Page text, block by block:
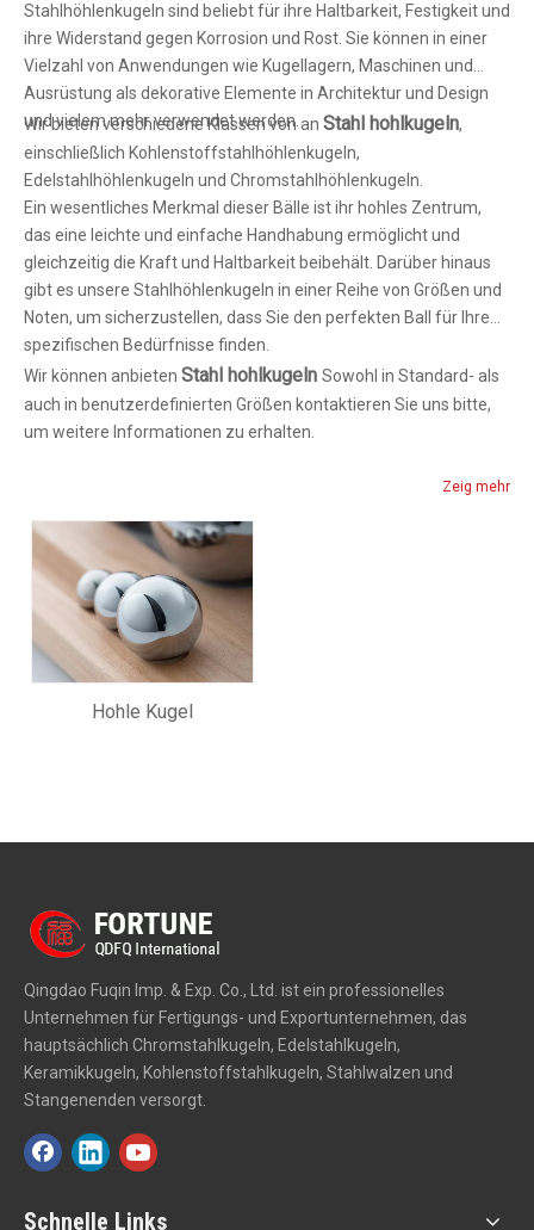
Stahlhöhlenkugeln sind beliebt für ihre Haltbarkeit, Festigkeit und
ihre Widerstand gegen Korrosion und Rost. Sie können in einer
Vielzahl von Anwendungen wie Kugellagern, Maschinen und
Ausrüstung als dekorative Elemente in Architektur und Design
und vielem mehr verwendet werden.
Wir bieten verschiedene Klassen von an Stahl hohlkugeln,
einschließlich Kohlenstoffstahlhöhlenkugeln,
Edelstahlhöhlenkugeln und Chromstahlhöhlenkugeln.
Ein wesentliches Merkmal dieser Bälle ist ihr hohles Zentrum,
das eine leichte und einfache Handhabung ermöglicht und
gleichzeitig die Kraft und Haltbarkeit beibehält. Darüber hinaus
gibt es unsere Stahlhöhlenkugeln in einer Reihe von Größen und
Noten, um sicherzustellen, dass Sie den perfekten Ball für Ihre
spezifischen Bedürfnisse finden.
Wir können anbieten Stahl hohlkugeln Sowohl in Standard- als
auch in benutzerdefinierten Größen kontaktieren Sie uns bitte,
um weitere Informationen zu erhalten.
Zeig mehr
Hohle Kugel
Qingdao Fuqin Imp. & Exp. Co., Ltd. ist ein professionelles
Unternehmen für Fertigungs- und Exportunternehmen, das
hauptsächlich Chromstahlkugeln, Edelstahlkugeln,
Keramikkugeln, Kohlenstoffstahlkugeln, Stahlwalzen und
Stangenenden versorgt.
Schnelle Links